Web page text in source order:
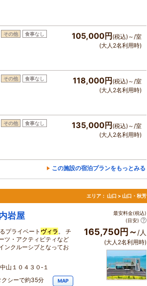
その他 食事なし 105,000円 (税込)～/室
(大人2名利用時)
その他 食事なし 118,000円 (税込)～/室
(大人2名利用時)
その他 食事なし 135,000円 (税込)～/室
(大人2名利用時)
この施設の宿泊プランをもっとみる
エリア： 山口 > 山口・秋芳
岩屋
プライベート ヴィラ。 チ
ツ・アクティビティなど
ンクルーシブとなってお
山１０４３０‐１
シーで約35分 MAP
最安料金(税込)
(目安)
165,750円～ /人
(大人2名利用時)